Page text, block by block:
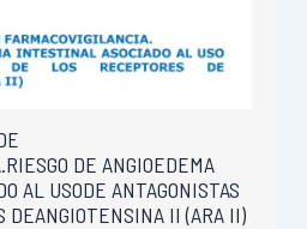
DE ANGIOEDEMA
AL USODE ANTAGONISTAS
DEANGIOTENSINA II (ARA II)